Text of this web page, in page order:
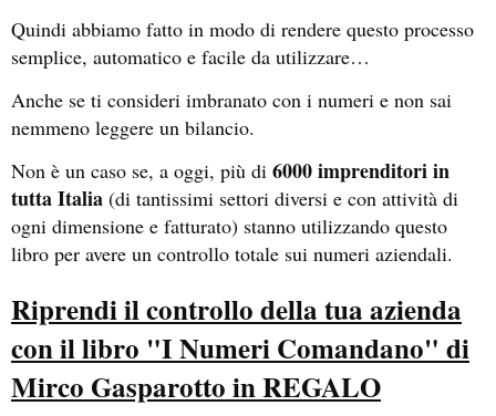
Quindi abbiamo fatto in modo di rendere questo processo
semplice, automatico e facile da utilizzare…
Anche se ti consideri imbranato con i numeri e non sai
nemmeno leggere un bilancio.
Non è un caso se, a oggi, più di 6000 imprenditori in
tutta Italia (di tantissimi settori diversi e con attività di
ogni dimensione e fatturato) stanno utilizzando questo
libro per avere un controllo totale sui numeri aziendali.
Riprendi il controllo della tua azienda
con il libro "I Numeri Comandano" di
Mirco Gasparotto in REGALO